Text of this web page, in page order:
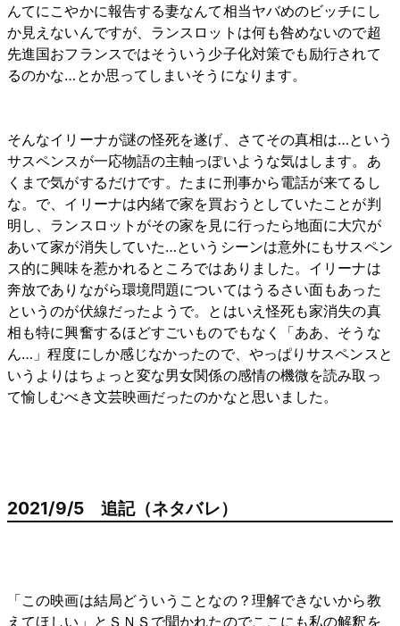
んてにこやかに報告する妻なんて相当ヤバめのビッチにし
か見えないんですが、ランスロットは何も咎めないので超
先進国おフランスではそういう少子化対策でも励行されて
るのかな…とか思ってしまいそうになります。
そんなイリーナが謎の怪死を遂げ、さてその真相は…という
サスペンスが一応物語の主軸っぽいような気はします。あ
くまで気がするだけです。たまに刑事から電話が来てるし
な。で、イリーナは内緒で家を買おうとしていたことが判
明し、ランスロットがその家を見に行ったら地面に大穴が
あいて家が消失していた…というシーンは意外にもサスペン
ス的に興味を惹かれるところではありました。イリーナは
奔放でありながら環境問題についてはうるさい面もあった
というのが伏線だったようで。とはいえ怪死も家消失の真
相も特に興奮するほどすごいものでもなく「ああ、そうな
ん…」程度にしか感じなかったので、やっぱりサスペンスと
いうよりはちょっと変な男女関係の感情の機微を読み取っ
て愉しむべき文芸映画だったのかなと思いました。
2021/9/5 追記（ネタバレ）
「この映画は結局どういうことなの？理解できないから教
えてほしい」とＳＮＳで聞かれたのでここにも私の解釈を